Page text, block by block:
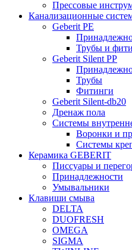
Прессовые
Канализационные
Geberit PE
Трубы и
Geberit Silent PP
Трубы
Фитинги
Geberit Silent-db20
Дренаж пола
Системы
Воронки и
Системы
Керамика GEBERIT
Писсуары и
Принадлежности
Умывальники
Клавиши смыва
DELTA
DUOFRESH
OMEGA
SIGMA